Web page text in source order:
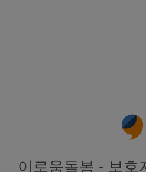
이로움돌봄 - 보호